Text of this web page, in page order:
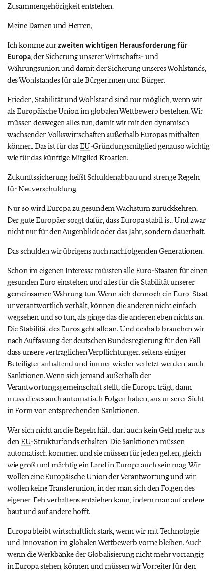
Zusammengehörigkeit entstehen.
Meine Damen und Herren,
Ich komme zurzweiten wichtigen Herausforderung für
Europa, der Sicherung unsererWirtschafts- und
Währungsunion und damit der Sicherung unseres Wohlstands,
des Wohlstandes für alle Bürgerinnen und Bürger.
Frieden, Stabilität und Wohlstand sind nur möglich, wenn wir
als Europäische Union im globalen Wettbewerb bestehen. Wir
müssen deswegen alles tun, damit wir mit den dynamisch
wachsenden Volkswirtschaften außerhalb Europas mithalten
können.Das ist für dasEU-Gründungsmitglied genauso wichtig
wie für das künftige Mitglied Kroatien.
Zukunftssicherung heißt Schuldenabbau und strenge Regeln
für Neuverschuldung.
Nur so wird Europa zu gesundem Wachstum zurückkehren.
Der gute Europäer sorgt dafür, dass Europa stabil ist. Und zwar
nicht nur für den Augenblick oder das Jahr, sondern dauerhaft.
Das schulden wirübrigens auch nachfolgenden Generationen.
Schon im eigenen Interesse müssten alle Euro-Staaten für einen
gesunden Euro einstehen und alles für die Stabilität unserer
gemeinsamen Währung tun. Wenn sich dennoch ein Euro-Staat
unverantwortlich verhält, können die anderen nicht einfach
wegsehen und so tun, als ginge das die anderen eben nichts an.
Die Stabilität des Euros geht alle an. Und deshalb brauchen wir
nach Auffassung der deutschen Bundesregierung für den Fall,
dass unsere vertraglichen Verpflichtungen seitens einiger
Beteiligter anhaltend und immer wieder verletzt werden, auch
Sanktionen. Wenn sich jemand außerhalb der
Verantwortungsgemeinschaft stellt, die Europa trägt, dann
muss dieses auch automatisch Folgen haben, aus unserer Sicht
in Form von entsprechenden Sanktionen.
Wer sich nicht an die Regeln hält, darf auch kein Geld mehr aus
denEU-Strukturfonds erhalten. Die Sanktionen müssen
automatisch kommen und sie müssen für jeden gelten, gleich
wie groß und mächtig ein Land in Europa auch sein mag. Wir
wollen eine Europäische Union der Verantwortung und wir
wollen keine Transferunion, in der man sich den Folgen des
eigenen Fehlverhaltens entziehen kann, indem man auf andere
baut und auf andere hofft.
Europa bleibt wirtschaftlich stark, wenn wir mit Technologie
und Innovation im globalen Wettbewerb vorne bleiben. Auch
wenn die Werkbänke der Globalisierung nicht mehr vorrangig
in Europa stehen, können und müssen wir Vorreiter für den